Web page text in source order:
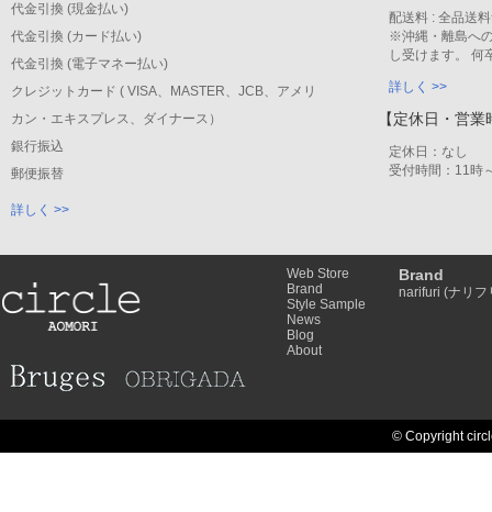
代金引換 (現金払い)
代金引換 (カード払い)
代金引換 (電子マネー払い)
クレジットカード ( VISA、MASTER、JCB、アメリ
カン・エキスプレス、ダイナース）
銀行振込
郵便振替
詳しく >>
配送料 : 全品送
※沖縄・離島へ
し受けます。 何
詳しく >>
【定休日・営
定休日：なし
受付時間：11時
Web Store
Brand
Style Sample
News
Blog
About
Brand
narifuri (ナリフ
© Copyright